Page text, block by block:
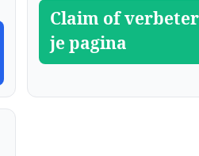
Claim of verbeter
je pagina